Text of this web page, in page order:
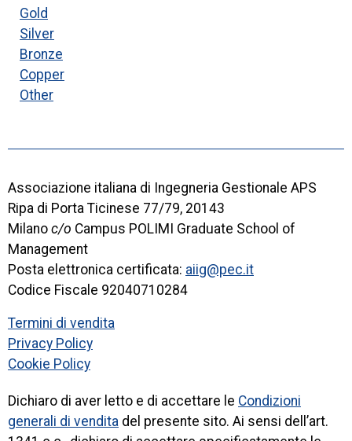
Gold
Silver
Bronze
Copper
Other
Associazione italiana di Ingegneria Gestionale APS
Ripa di Porta Ticinese 77/79, 20143
Milano c/o Campus POLIMI Graduate School of
Management
Posta elettronica certificata: aiig@pec.it
Codice Fiscale 92040710284
Termini di vendita
Privacy Policy
Cookie Policy
Dichiaro di aver letto e di accettare le Condizioni
generali di vendita del presente sito. Ai sensi dell’art.